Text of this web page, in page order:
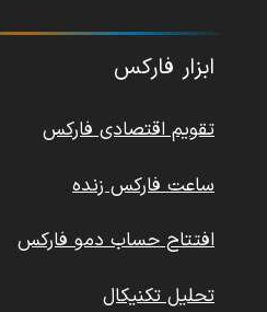
ابزار فارکس
تقویم اقتصادی فارکس
ساعت فارکس زنده
افتتاح حساب دمو فارکس
تحلیل تکنیکال